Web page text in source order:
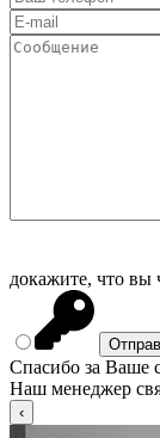
докажите, что вы
Спасибо за Ваше
Наш менеджер